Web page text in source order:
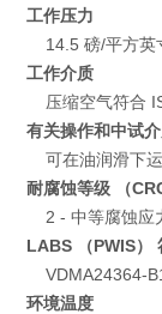
工作压力
14.5 磅/平方英
工作介质
压缩空气符合
有关操作和中试
可在油润滑下
耐腐蚀等级 （
2 - 中等腐蚀应
LABS （PWIS）
VDMA24364-
环境温度